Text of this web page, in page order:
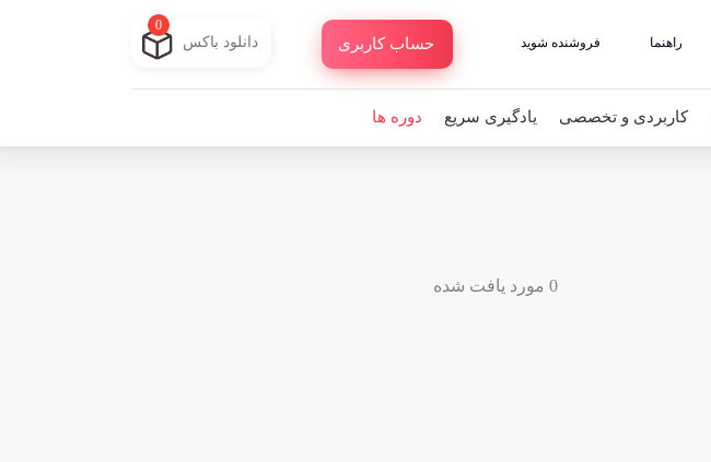
راهنما فروشنده شوید حساب کاربری دانلود باکس
0
کاربردی و تخصصی یادگیری سریع دوره ها
0 مورد یافت شده